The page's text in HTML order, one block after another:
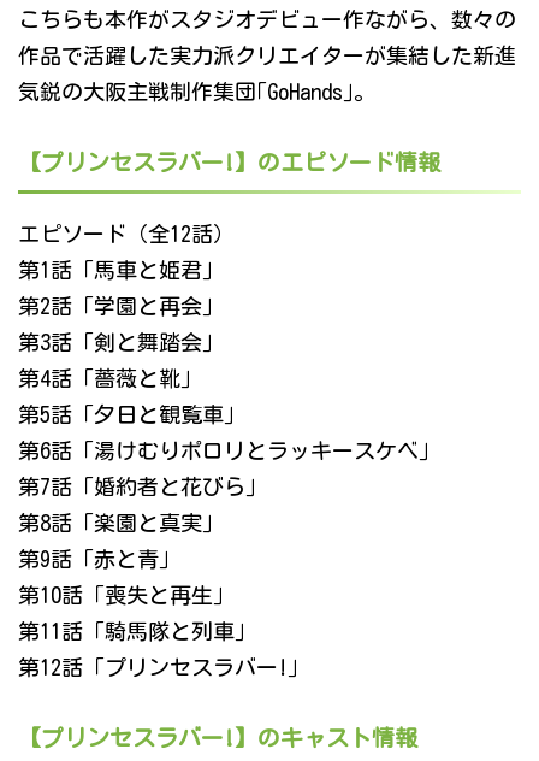
こちらも本作がスタジオデビュー作ながら、数々の
作品で活躍した実力派クリエイターが集結した新進
気鋭の大阪主戦制作集団｢GoHands｣。
【プリンセスラバー!】のエピソード情報
エピソード（全12話）
第1話 ｢馬車と姫君｣
第2話 ｢学園と再会｣
第3話 ｢剣と舞踏会｣
第4話 ｢薔薇と靴｣
第5話 ｢夕日と観覧車｣
第6話 ｢湯けむりポロリとラッキースケベ｣
第7話 ｢婚約者と花びら｣
第8話 ｢楽園と真実｣
第9話 ｢赤と青｣
第10話 ｢喪失と再生｣
第11話 ｢騎馬隊と列車｣
第12話 ｢プリンセスラバー!｣
【プリンセスラバー!】のキャスト情報